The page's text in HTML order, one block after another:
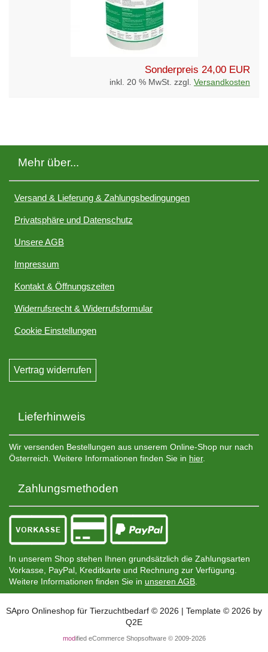
Sonderpreis 24,00 EUR
inkl. 20 % MwSt. zzgl. Versandkosten
Mehr über...
Versand & Lieferung & Zahlungsbedingungen
Privatsphäre und Datenschutz
Unsere AGB
Impressum
Kontakt & Öffnungszeiten
Widerrufsrecht & Widerrufsformular
Cookie Einstellungen
Vertrag widerrufen
Lieferhinweis
Wir versenden Bestellungen aus unserem Online-Shop nur nach
Österreich. Weitere Informationen finden Sie in hier.
Zahlungsmethoden
In unserem Shop stehen Ihnen grundsätzlich die Zahlungsarten
Vorkasse, PayPal, Kreditkarte und Rechnung zur Verfügung.
Weitere Informationen finden Sie in unseren AGB
SApro Onlineshop für Tierzuchtbedarf © 2026 | Template © 2026 by
Q2E
modified eCommerce Shopsoftware © 2009-2026